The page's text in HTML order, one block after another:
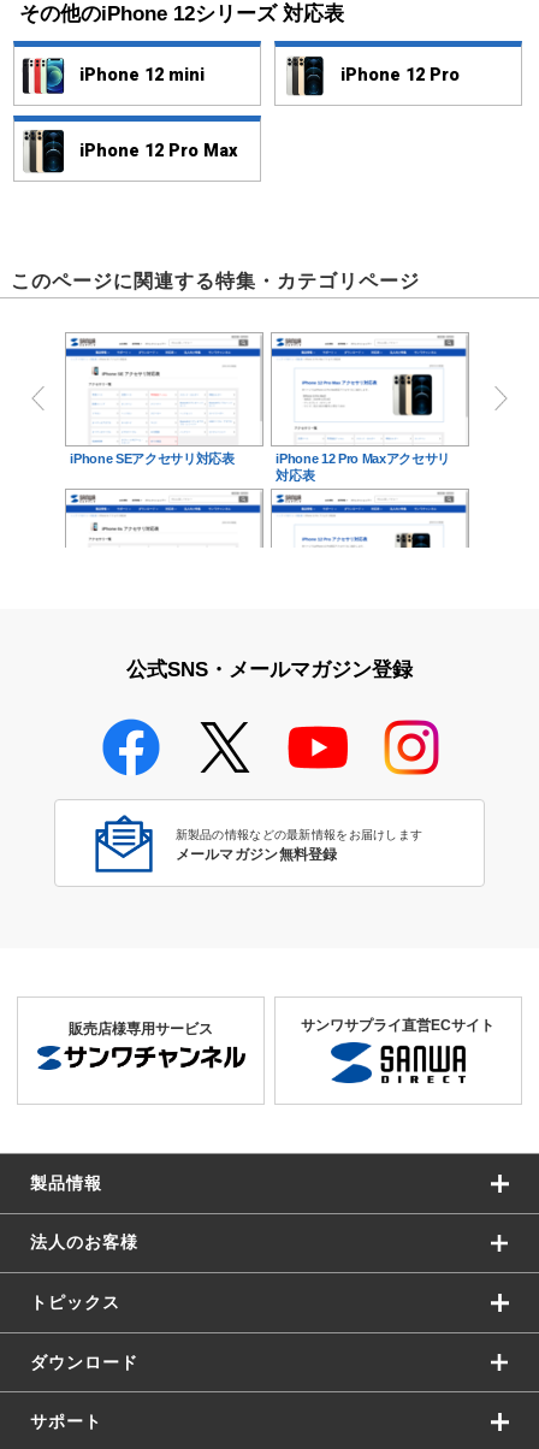
その他のiPhone 12シリーズ 対応表
iPhone 12 mini iPhone 12 Pro
iPhone 12 Pro Max
このページに関連する特集・カテゴリページ
iPhone SEアクセサリ対応表
iPhone 12 Pro Maxアクセサリ
対応表
iPhone 4Sアクセサリ対応表
公式SNS・メールマガジン登録
新製品の情報などの最新情報をお届けします
メールマガジン無料登録
販売店様専用サービス サンワサプライ直営ECサイト
製品情報
法人のお客様
トピックス
ダウンロード
サポート